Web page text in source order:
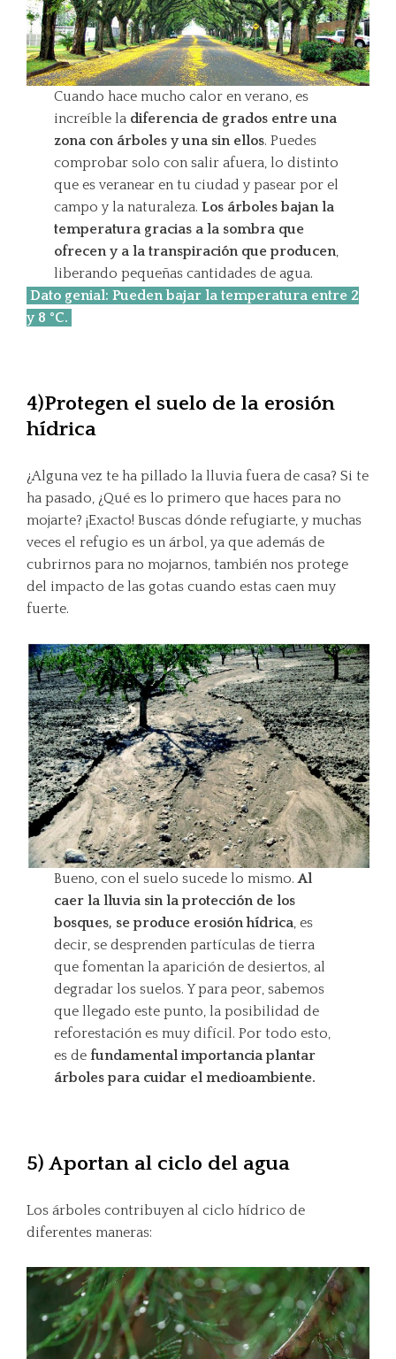
Cuando hace mucho calor en verano, es
increíble la diferencia de grados entre una
zona con árboles y una sin ellos. Puedes
comprobar solo con salir afuera, lo distinto
que es veranear en tu ciudad y pasear por el
campo y la naturaleza.Los árboles bajan la
temperatura gracias a la sombra que
ofrecen y a la transpiración que producen,
liberando pequeñas cantidades de agua.
Dato genial: Pueden bajar la temperatura entre 2
y 8 °C.
4)Protegen el suelo de la erosión
hídrica
¿Alguna vez te ha pillado la lluvia fuera de casa? Si te
ha pasado, ¿Qué es lo primero que haces para no
mojarte? ¡Exacto! Buscas dónde refugiarte, y muchas
veces el refugio es un árbol, ya que además de
cubrirnos para no mojarnos, también nos protege
del impacto de las gotas cuando estas caen muy
fuerte.
Bueno, con el suelo sucede lo mismo.Al
caer la lluvia sin la protección de los
bosques, se produce erosión hídrica, es
decir, se desprenden partículas de tierra
que fomentan la aparición de desiertos, al
degradar los suelos. Y para peor, sabemos
que llegado este punto, la posibilidad de
reforestación es muy difícil. Por todo esto,
es de fundamental importancia plantar
árboles para cuidar el medioambiente.
5) Aportan al ciclo del agua
Los árboles contribuyen al ciclo hídrico de
diferentes maneras: